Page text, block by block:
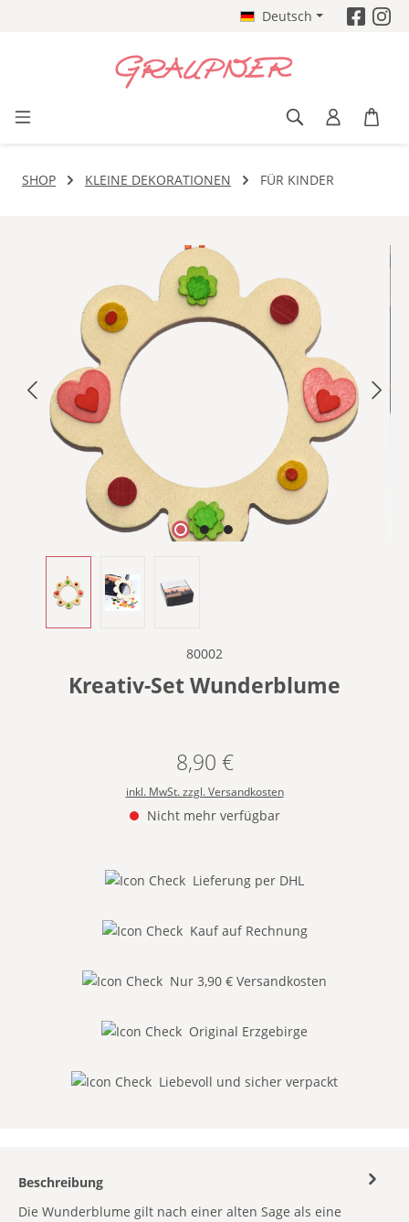
Deutsch
SHOP KLEINE DEKORATIONEN FÜR KINDER
Bildergalerie überspringen
80002
Kreativ-Set Wunderblume
Regulärer Preis:
8,90 €
inkl. MwSt. zzgl. Versandkosten
Nicht mehr verfügbar
Lieferung per DHL
Kauf auf Rechnung
Nur 3,90 € Versandkosten
Original Erzgebirge
Liebevoll und sicher verpackt
Beschreibung
Die Wunderblume gilt nach einer alten Sage als eine